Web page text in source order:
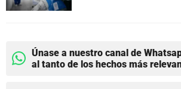
Únase a nuestro canal de
al tanto de los hechos más